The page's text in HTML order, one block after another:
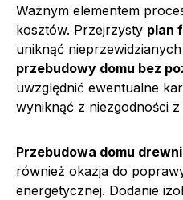
Ważnym elementem
kosztów. Przejrzysty plan
uniknąć
przebudowy domu bez
uwzględnić ewentualne
wyniknąć z niezgodności z
Przebudowa domu
również okazja do
energetycznej. Dodanie